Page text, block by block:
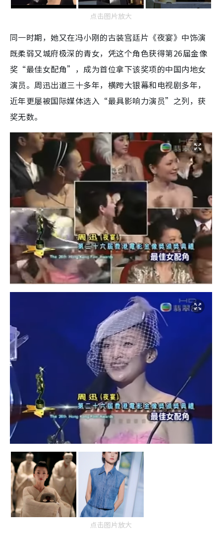
点击图片放大
同一时期，她又在冯小刚的古装宫廷片《夜宴》中饰演
既柔弱又城府极深的青女，凭这个角色获得第26届金像
奖“最佳女配角”，成为首位拿下该奖项的中国内地女
演员。周迅出道三十多年，横跨大银幕和电视剧多年，
近年更屡被国际媒体选入“最具影响力演员”之列，获
奖无数。
点击图片放大